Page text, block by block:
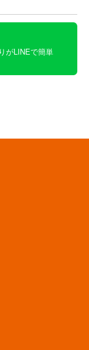
がLINEで簡単